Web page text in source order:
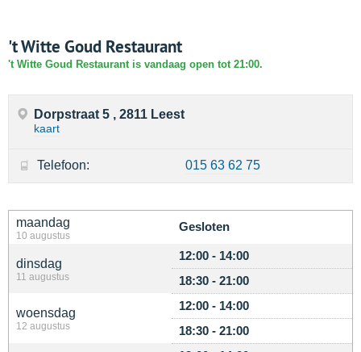
't Witte Goud Restaurant
't Witte Goud Restaurant is vandaag open tot 21:00.
maandag
10 augustus
Gesloten
dinsdag
11 augustus
12:00 - 14:00
18:30 - 21:00
woensdag
12 augustus
12:00 - 14:00
18:30 - 21:00
Dorpstraat 5 , 2811 Leest
kaart
Telefoon: 015 63 62 75